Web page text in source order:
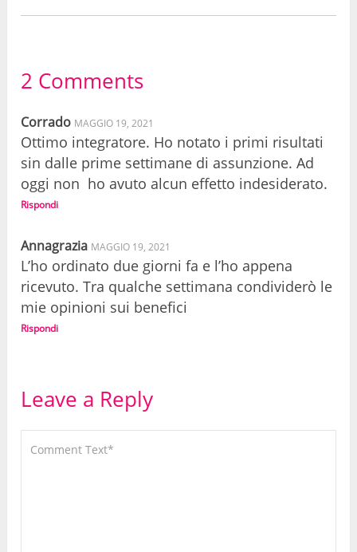
2 Comments
Corrado MAGGIO 19, 2021
Ottimo integratore. Ho notato i primi risultati
sin dalle prime settimane di assunzione. Ad
oggi non ho avuto alcun effetto indesiderato.
Rispondi
Annagrazia MAGGIO 19, 2021
L’ho ordinato due giorni fa e l’ho appena
ricevuto. Tra qualche settimana condividerò le
mie opinioni sui benefici
Rispondi
Leave a Reply